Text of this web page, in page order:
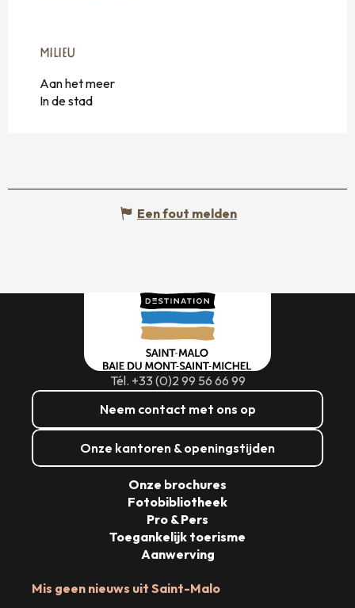
MILIEU
MILIEU
Aan het meer
In de stad
Een fout melden
Tél. +33 (0)2 99 56 66 99
Neem contact met ons op
Onze kantoren & openingstijden
Mis geen nieuws uit Saint-Malo
Onze brochures
Fotobibliotheek
Pro & Pers
Toegankelijk toerisme
Aanwerving